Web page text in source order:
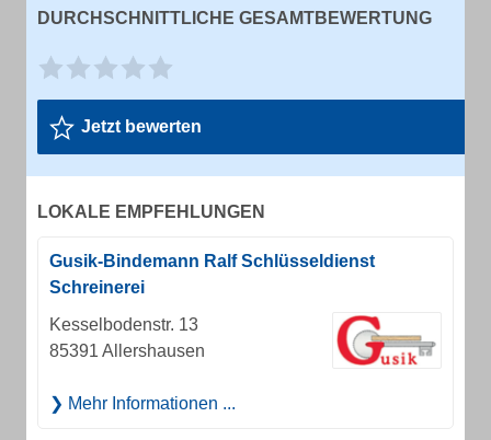
DURCHSCHNITTLICHE GESAMTBEWERTUNG
Jetzt bewerten
LOKALE EMPFEHLUNGEN
Gusik-Bindemann Ralf Schlüsseldienst
Schreinerei
Kesselbodenstr. 13
85391 Allershausen
Mehr Informationen ...